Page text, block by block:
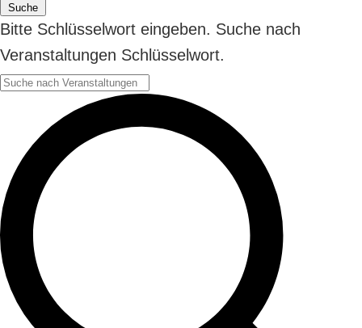
Suche
Bitte Schlüsselwort eingeben. Suche nach
Veranstaltungen Schlüsselwort.